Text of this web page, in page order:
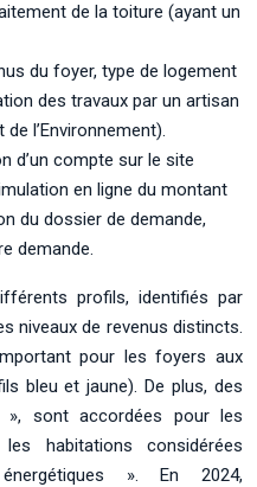
de la toiture (ayant un
du foyer, type de logement
des travaux par un artisan
l’Environnement).
d’un compte sur le site
en ligne du montant
du dossier de demande,
demande.
profils, identifiés par
niveaux de revenus distincts.
pour les foyers aux
bleu et jaune). De plus, des
», sont accordées pour les
habitations considérées
». En 2024,